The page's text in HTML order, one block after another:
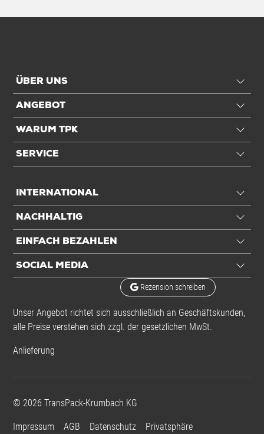
ÜBER UNS
ANGEBOT
WARUM TPK
SERVICE
INTERNATIONAL
NACHHALTIG
EINFACH BEZAHLEN
SOCIAL MEDIA
Rezension schreiben
Unser Angebot richtet sich ausschließlich an Geschäftskunden,
alle Preise verstehen sich zzgl. der gesetzlichen MwSt.
Anlieferung
© 2026 TransPack-Krumbach KG
Impressum AGB Datenschutz Privatsphäre